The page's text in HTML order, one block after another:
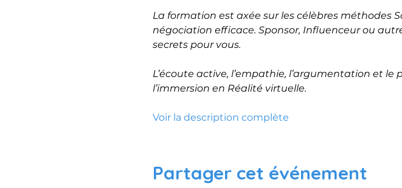
La formation est axée sur les célèbres méthodes
négociation efficace. Sponsor, Influenceur ou
secrets pour vous.
L’écoute active, l’empathie, l’argumentation et
l’immersion en Réalité virtuelle.
Voir la description complète
Partager cet événement